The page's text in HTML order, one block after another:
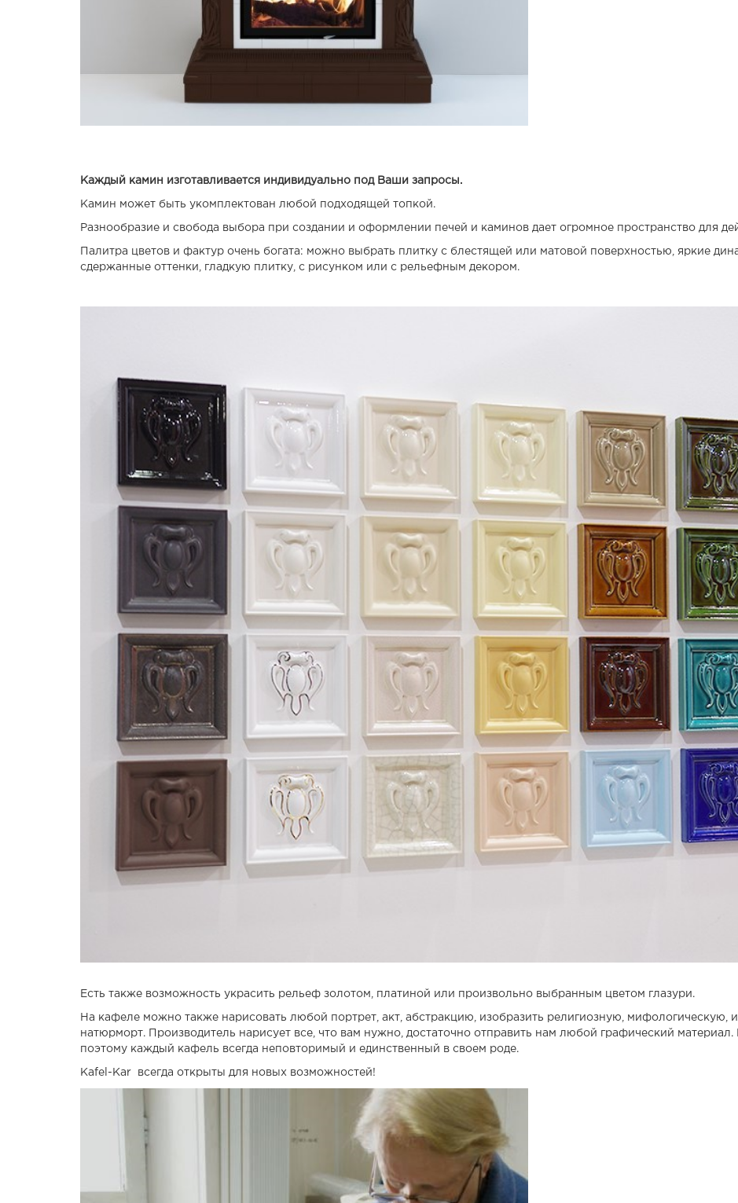
Каждый камин изготавливается индивидуально под Ваши запросы.
Камин может быть укомплектован любой подходящей топкой.
Разнообразие и свобода выбора при создании и оформлении печей и каминов дает огромное пространство для
Палитра цветов и фактур очень богата: можно выбрать плитку с блестящей или матовой поверхностью, яркие
сдержанные оттенки, гладкую плитку, с рисунком или с рельефным декором.
Есть также возможность украсить рельеф золотом, платиной или произвольно выбранным цветом глазури.
На кафеле можно также нарисовать любой портрет, акт, абстракцию, изобразить религиозную, мифологическую,
натюрморт. Производитель нарисует все, что вам нужно, достаточно отправить нам любой графический материал.
поэтому каждый кафель всегда неповторимый и единственный в своем роде.
Kafel-Kar всегда открыты для новых возможностей!